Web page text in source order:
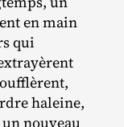
en main
qui
haleine,
nouveau